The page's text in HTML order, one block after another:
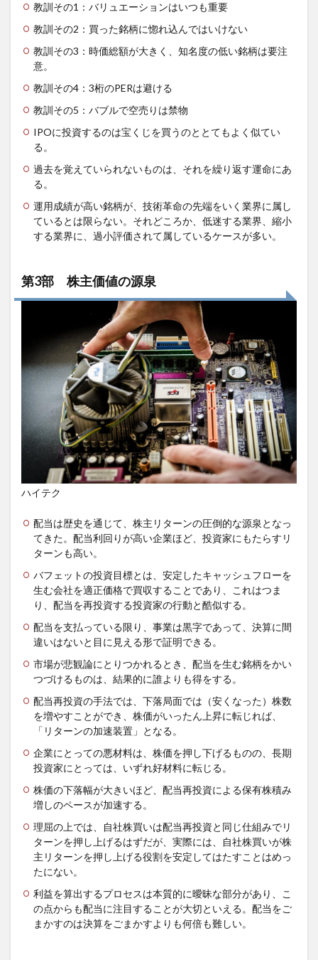
教訓その1：バリュエーションはいつも重要
教訓その2：買った銘柄に惚れ込んではいけない
教訓その3：時価総額が大きく、知名度の低い銘柄は要注
意。
教訓その4：3桁のPERは避ける
教訓その5：バブルで空売りは禁物
IPOに投資するのは宝くじを買うのととてもよく似てい
る。
過去を覚えていられないものは、それを繰り返す運命にあ
る。
運用成績が高い銘柄が、技術革命の先端をいく業界に属し
ているとは限らない。それどころか、低迷する業界、縮小
する業界に、過小評価されて属しているケースが多い。
第3部 株主価値の源泉
ハイテク
配当は歴史を通じて、株主リターンの圧倒的な源泉となっ
てきた。配当利回りが高い企業ほど、投資家にもたらすリ
ターンも高い。
バフェットの投資目標とは、安定したキャッシュフローを
生む会社を適正価格で買収することであり、これはつま
り、配当を再投資する投資家の行動と酷似する。
配当を支払っている限り、事業は黒字であって、決算に間
違いはないと目に見える形で証明できる。
市場が悲観論にとりつかれるとき、配当を生む銘柄をかい
つづけるものは、結果的に誰よりも得をする。
配当再投資の手法では、下落局面では（安くなった）株数
を増やすことができ、株価がいったん上昇に転じれば、
「リターンの加速装置」となる。
企業にとっての悪材料は、株価を押し下げるものの、長期
投資家にとっては、いずれ好材料に転じる。
株価の下落幅が大きいほど、配当再投資による保有株積み
増しのペースが加速する。
理屈の上では、自社株買いは配当再投資と同じ仕組みでリ
ターンを押し上げるはずだが、実際には、自社株買いが株
主リターンを押し上げる役割を安定してはたすことはめっ
たにない。
利益を算出するプロセスは本質的に曖昧な部分があり、こ
の点からも配当に注目することが大切といえる。配当をご
まかすのは決算をごまかすよりも何倍も難しい。